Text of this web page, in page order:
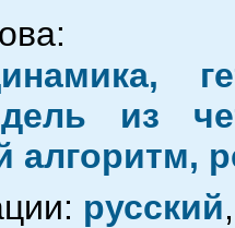
из
алгоритм,
русский,